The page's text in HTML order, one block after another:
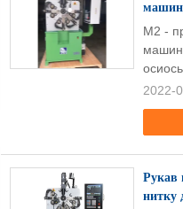
M2 -
2022-
Рукав
нитку